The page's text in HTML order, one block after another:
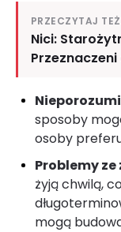
PRZECZYTAJ
Nici:
sposoby
osoby
Problemy
żyją chwilą,
mogą